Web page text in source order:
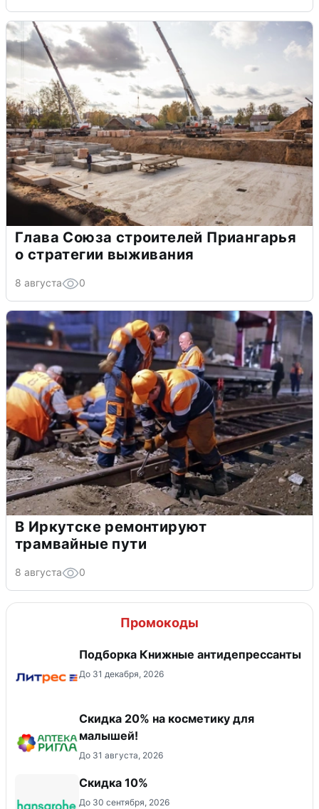
Глава Союза строителей Приангарья
о стратегии выживания
8 августа 0
В Иркутске ремонтируют
трамвайные пути
8 августа 0
Промокоды
Подборка Книжные антидепрессанты
До 31 декабря, 2026
Скидка 20% на косметику для
малышей!
До 31 августа, 2026
Скидка 10%
До 30 сентября, 2026